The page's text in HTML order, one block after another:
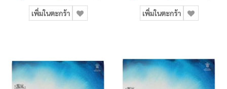
#6664002
เพิ่มในตะกร้า
#6663263
เพิ่มในตะกร้า